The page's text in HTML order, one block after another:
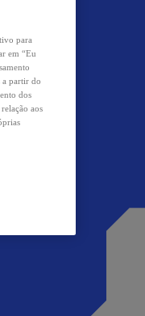
para
em “Eu
a partir do
dos
relação aos